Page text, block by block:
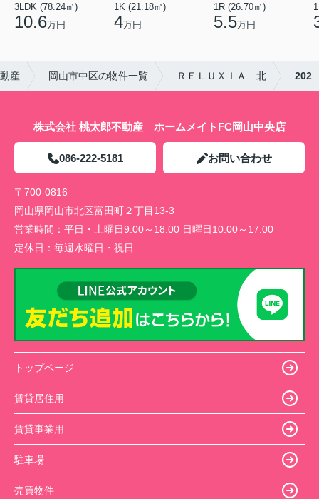
3LDK (78.24㎡)
10.6万円
1K (21.18㎡)
4万円
1R (26.70㎡)
5.5万円
産 岡山市中区の物件一覧 ＲＥＬＵＸＩＡ 北 202
株式会社 桃太郎不動産 ホームメイトFC岡山中央店
086-222-5181 お問い合わせ
〒700-0816
岡山県岡山市北区富田町２丁目13-3
営業時間： 平日・土曜日9:00～18:00 日曜日10:00～17:00
定休日： 毎週水曜日・祝日
トップページ
賃貸居住用
賃貸事業用
駐車場
売買物件